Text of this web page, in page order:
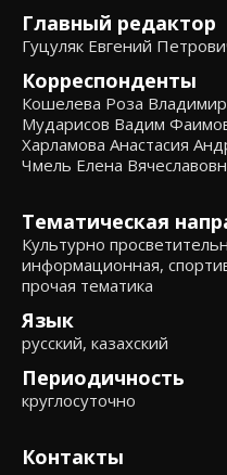
Главный редактор
Гуцуляк Евгений
Корреспонденты
Кошелева Роза
Мударисов Вадим
Харламова Анастасия
Чмель Елена
Тематическая
Культурно
информационная,
прочая тематика
Язык
русский, казахский
Периодичность
круглосуточно
Контакты